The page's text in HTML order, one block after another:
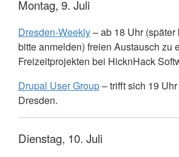
Montag, 9. Juli
Dresden-Weekly– ab 18 Uhr (später
bitte anmelden) freien Austausch zu
Freizeitprojekten bei HicknHack
Drupal User Group– trifft sich 19
Dresden.
Dienstag, 10. Juli